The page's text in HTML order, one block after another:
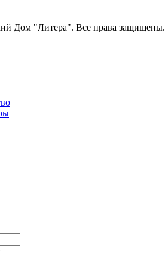
Дом "Литера". Все права защищены.